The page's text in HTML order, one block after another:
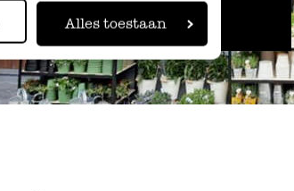
Alles toestaan
Alle 62 Geschäfte anzeigen